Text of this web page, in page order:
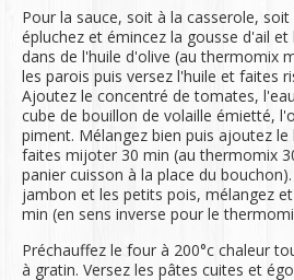
Pour la sauce, soit à la casserole,
épluchez et émincez la gousse d'ail
dans de l'huile d'olive (au thermomix
les parois puis versez l'huile et faites
Ajoutez le concentré de tomates,
cube de bouillon de volaille émietté,
piment. Mélangez bien puis ajoutez
faites mijoter 30 min (au thermomix
panier cuisson à la place du
jambon et les petits pois, mélangez
min (en sens inverse pour le
Préchauffez le four à 200°c chaleur
à gratin. Versez les pâtes cuites et